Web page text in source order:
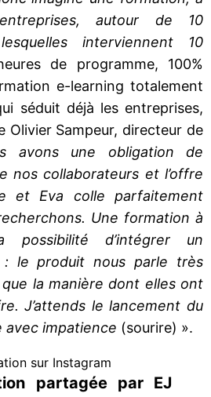
autour de 10
interviennent 10
de programme, 100%
e-learning totalement
séduit déjà les entreprises,
Olivier Sampeur, directeur de
avons une obligation de
nos collaborateurs et l’offre
et Eva colle parfaitement
Une formation à
possibilité d’intégrer un
: le produit nous parle très
la manière dont elles ont
J’attends le lancement du
avec impatience (sourire) ».
sur Instagram
partagée par EJ